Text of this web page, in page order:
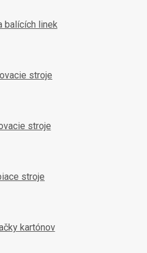
s
u
balících linek
stroje
stroje
stroje
kartónov